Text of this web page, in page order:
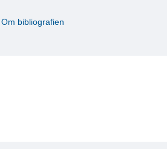
Om bibliografien